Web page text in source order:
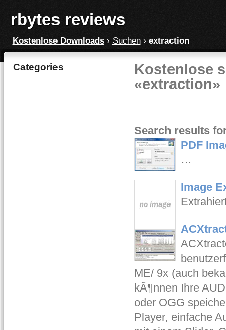
rbytes reviews
Kostenlose Downloads› Suchen› extraction
Categories
Kostenlose
«extraction»
Search results
PDF
…
Image
ME/ 9x (auch
kÃ¶nnen Ihre
oder OGG
Player, einfache